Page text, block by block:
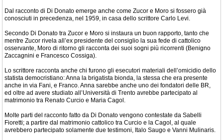
Dal racconto di Di Donato emerge anche come Zucor e Moro si fossero già
conosciuti in precedenza, nel 1959, in casa dello scrittore Carlo Levi.
Secondo Di Donato tra Zucor e Moro si instaura un buon rapporto, tanto che
mentre Zucor rivela all’ex presidente del consiglio la sua fede di cattolico
osservante, Moro di ritorno gli racconta dei suoi sogni più ricorrenti (Benigno
Zaccagnini e Francesco Cossiga).
Lo scrittore racconta anche chi furono gli esecutori materiali dell’omicidio dello
statista democristiano: Anna la brigatista bionda, la stessa che era presente
anche in via Fani, e Franco. Anna sarebbe anche uno dei fondatori delle BR,
ed oltre ad avere studiato all’Università di Trento avrebbe partecipato al
matrimonio tra Renato Curcio e Maria Cagol.
Molte parti del racconto fatto da Di Donato vengono contestate da Sabelli
Fioretti; a partire dal matrimonio cattolico tra Curcio e la Cagol, al quale
avrebbero partecipato solamente due testimoni, Italo Saugo e Vanni Mulinaris.